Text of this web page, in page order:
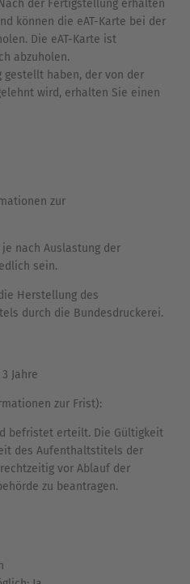
der Fertigstellung erhalten
können die eAT-Karte bei der
Die eAT-Karte ist
abzuholen.
gestellt haben, der von der
wird, erhalten Sie einen
zur
nach Auslastung der
sein.
Herstellung des
durch die Bundesdruckerei.
Jahre
zur Frist):
befristet erteilt. Die Gültigkeit
des Aufenthaltstitels der
vor Ablauf der
zu beantragen.